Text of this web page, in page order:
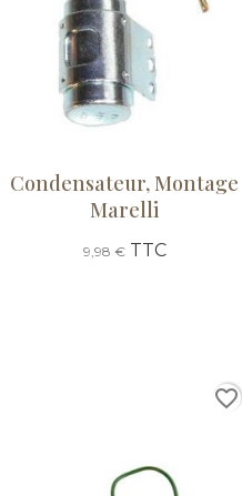
Condensateur, Montage
Marelli
9,98 €TTC
favorite_border